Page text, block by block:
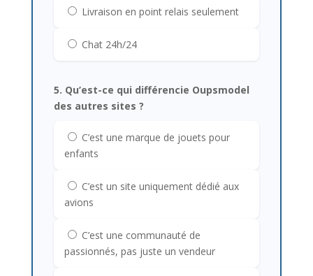
Livraison en point relais seulement
Chat 24h/24
5. Qu’est-ce qui différencie Oupsmodel
des autres sites ?
C’est une marque de jouets pour
enfants
C’est un site uniquement dédié aux
avions
C’est une communauté de
passionnés, pas juste un vendeur